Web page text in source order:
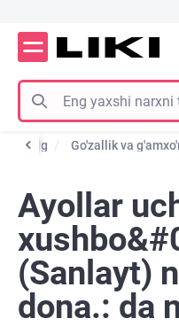
Katalog Go'zallik va
Ayollar
(Sanlayt)
dona.: da